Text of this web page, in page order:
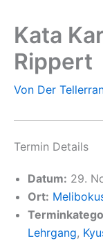
Kata
Rippert
Von Der
Termin Details
Datum: 29.
Ort:
Lehrgang,